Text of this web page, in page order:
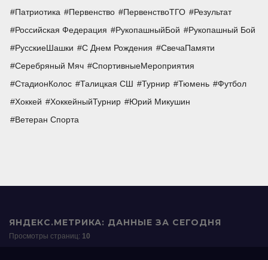
Патриотика
Первенство ПервенствоТГО
Результат
Российская Федерация
РукопашныйБой
Рукопашный Бой
РусскиеШашки
С Днем Рождения
СвечаПамяти
Серебряный Мяч
СпортивныеМероприятия
СтадионКолос
Талицкая СШ Турнир Тюмень
Футбол
Хоккей
ХоккейныйТурнир
Юрий Микушин
Ветеран Спорта
ЯНДЕКС.МЕТРИКА: ДАННЫЕ ЗА СЕГОДНЯ
Просмотры страниц: 10